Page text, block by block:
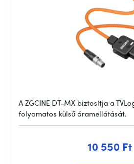
A ZGCINE DT-MX biztosítja a
folyamatos külső áramellátását.
10 550 Ft